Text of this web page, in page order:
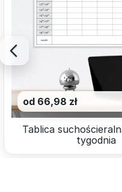
od 66,98 zł
Tablica
tygodnia